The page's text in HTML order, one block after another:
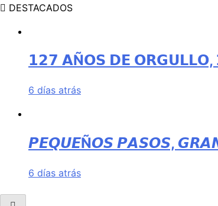
DESTACADOS
𝟭𝟮𝟳 𝗔Ñ𝗢𝗦 𝗗𝗘 𝗢𝗥𝗚𝗨𝗟𝗟𝗢,
6 días atrás
𝙋𝙀𝙌𝙐𝙀Ñ𝙊𝙎 𝙋𝘼𝙎𝙊𝙎,
6 días atrás